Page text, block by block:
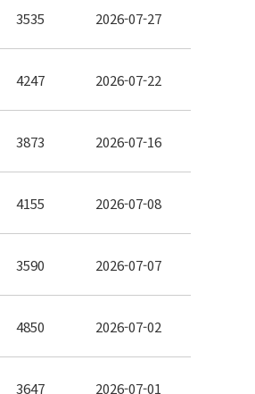
3535 2026-07-27
4247 2026-07-22
3873 2026-07-16
4155 2026-07-08
3590 2026-07-07
4850 2026-07-02
3647 2026-07-01